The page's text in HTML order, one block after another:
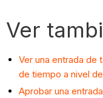
Ver
Ver una entrada de
de tiempo a nivel
Aprobar una